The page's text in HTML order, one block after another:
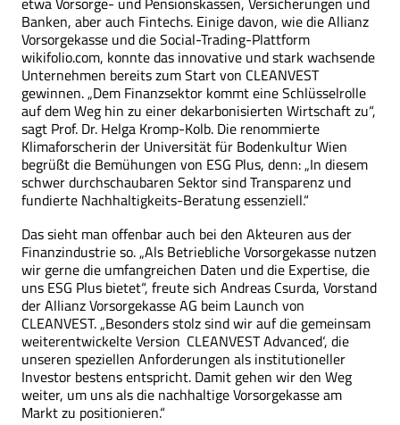
Banken, aber auch Fintechs. Einige davon, wie die Allianz
Vorsorgekasse und die Social-Trading-Plattform
wikifolio.com, konnte das innovative und stark wachsende
Unternehmen bereits zum Start von CLEANVEST
gewinnen. „Dem Finanzsektor kommt eine Schlüsselrolle
auf dem Weg hin zu einer dekarbonisierten Wirtschaft zu“,
sagt Prof. Dr. Helga Kromp-Kolb. Die renommierte
Klimaforscherin der Universität für Bodenkultur Wien
begrüßt die Bemühungen von ESG Plus, denn: „In diesem
schwer durchschaubaren Sektor sind Transparenz und
fundierte Nachhaltigkeits-Beratung essenziell.“
Das sieht man offenbar auch bei den Akteuren aus der
Finanzindustrie so. „Als Betriebliche Vorsorgekasse nutzen
wir gerne die umfangreichen Daten und die Expertise, die
uns ESG Plus bietet“, freute sich Andreas Csurda, Vorstand
der Allianz Vorsorgekasse AG beim Launch von
CLEANVEST. „Besonders stolz sind wir auf die gemeinsam
weiterentwickelte Version ‚CLEANVEST Advanced‘, die
unseren speziellen Anforderungen als institutioneller
Investor bestens entspricht. Damit gehen wir den Weg
weiter, um uns als die nachhaltige Vorsorgekasse am
Markt zu positionieren.“